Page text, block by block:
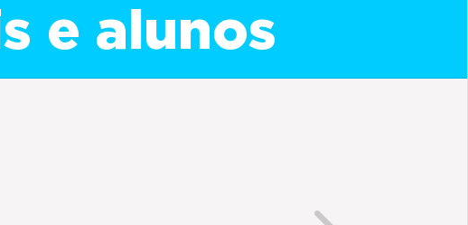
e alunos